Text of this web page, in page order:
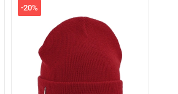
-20%